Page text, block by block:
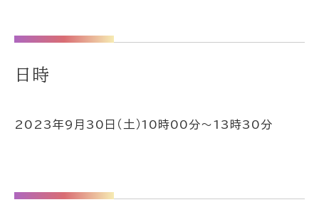
日時
2023年9月30日（土）10時00分～13時30分